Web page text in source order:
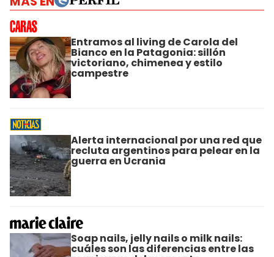
Entramos al living de Carola del
Bianco en la Patagonia: sillón
victoriano, chimenea y estilo
campestre
Alerta internacional por una red que
recluta argentinos para pelear en la
guerra en Ucrania
Soap nails, jelly nails o milk nails:
cuáles son las diferencias entre las